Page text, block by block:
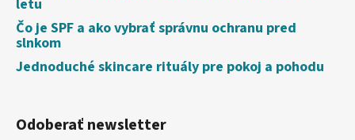
letu
Čo je SPF a ako vybrať správnu ochranu pred
slnkom
Jednoduché skincare rituály pre pokoj a pohodu
Odoberať newsletter